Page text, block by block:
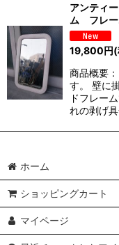
アンティ
ム フレ
19,800円
商品概要
す。 壁に
ドフレー
れの剥げ
ホーム
ショッピングカート
マイページ